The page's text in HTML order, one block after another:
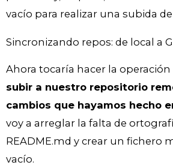
vacío para realizar una subida
Sincronizando repos: de local a
Ahora tocaría hacer la operación
subir a nuestro repositorio
cambios que hayamos hecho
voy a arreglar la falta de
README.md y crear un fichero
vacío.